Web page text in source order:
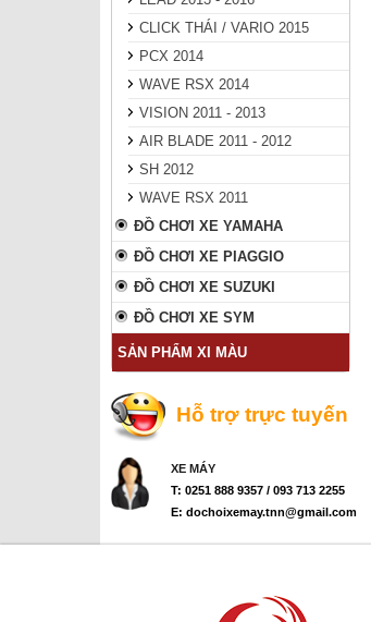
CLICK THÁI / VARIO 2015
PCX 2014
WAVE RSX 2014
VISION 2011 - 2013
AIR BLADE 2011 - 2012
SH 2012
WAVE RSX 2011
ĐỒ CHƠI XE YAMAHA
ĐỒ CHƠI XE PIAGGIO
ĐỒ CHƠI XE SUZUKI
ĐỒ CHƠI XE SYM
SẢN PHẨM XI MÀU
Hỗ trợ trực tuyến
XE MÁY
T: 0251 888 9357 / 093 713 2255
E: dochoixemay.tnn@gmail.com